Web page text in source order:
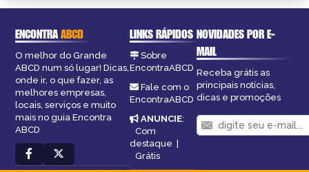
ENCONTRAABCD
O melhor do Grande
ABCD num só lugar! Dicas,
onde ir, o que fazer, as
melhores empresas,
locais, serviços e muito
mais no guia Encontra
ABCD
LINKS RÁPIDOS
Sobre
EncontraABCD
Fale com o
EncontraABCD
ANUNCIE:
Com
destaque
Grátis
NOVIDADES POR E-
MAIL
Receba grátis as
principais notícias,
dicas e promoções